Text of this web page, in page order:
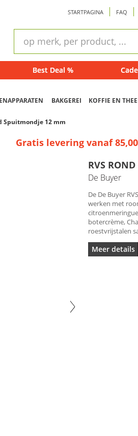
STARTPAGINA FAQ
zoeken
Best Deal %
BAKGEREI KOFFIE EN THEE
Spuitmondje 12 mm
Gratis levering vanaf
RVS
De Buyer
De De Buyer
werken met
botercrème,
roestvrijstalen
Meer details